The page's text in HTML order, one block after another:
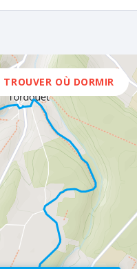
TROUVER OÙ DORMIR